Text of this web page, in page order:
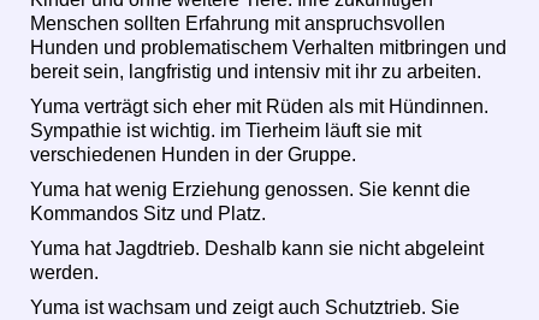
Menschen sollten Erfahrung mit anspruchsvollen
Hunden und problematischem Verhalten mitbringen und
bereit sein, langfristig und intensiv mit ihr zu arbeiten.
Yuma verträgt sich eher mit Rüden als mit Hündinnen.
Sympathie ist wichtig. im Tierheim läuft sie mit
verschiedenen Hunden in der Gruppe.
Yuma hat wenig Erziehung genossen. Sie kennt die
Kommandos Sitz und Platz.
Yuma hat Jagdtrieb. Deshalb kann sie nicht abgeleint
werden.
Yuma ist wachsam und zeigt auch Schutztrieb. Sie